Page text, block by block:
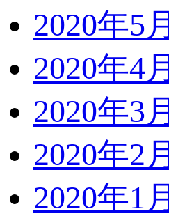
2020年5月
2020年4月
2020年3月
2020年2月
2020年1月